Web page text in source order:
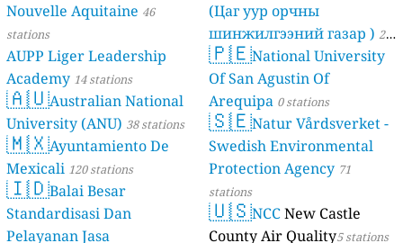
Nouvelle Aquitaine 46
stations
AUPP Liger Leadership
Academy 14 stations
🇦🇺Australian National
University (ANU) 38 stations
🇲🇽Ayuntamiento De
Mexicali 120 stations
🇮🇩Balai Besar
Standardisasi Dan
Pelayanan Jasa
(Цаг уур орчны
шинжилгээний газар ) 21
stations
🇵🇪National University
Of San Agustin Of
Arequipa 0 stations
🇸🇪Natur Vårdsverket -
Swedish Environmental
Protection Agency 71
stations
🇺🇸NCCNew Castle
County Air Quality5 stations